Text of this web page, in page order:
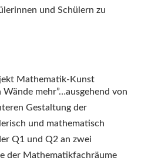
und Schülern zu
Mathematik-Kunst
mehr”…ausgehend von
Gestaltung der
und mathematisch
Q1 und Q2 an zwei
der Mathematikfachräume